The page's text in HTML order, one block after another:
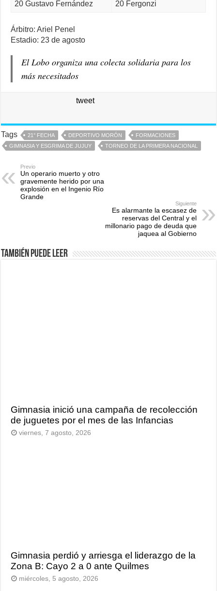
20 Gustavo Fernández 20 Fergonzi
Árbitro: Ariel Penel
Estadio: 23 de agosto
El Lobo organiza una colecta solidaria para los
más necesitados
tweet
Tags 21° FECHA DEPORTIVO MORÓN
FORMACIONES
GIMNASIA Y ESGRIMA DE JUJUY
TORNEO DE LA PRIMERA NACIONAL
Previo
Un operario muerto y otro
gravemente herido por una
explosión en el Ingenio Río
Grande
Siguiente
Es alarmante la escasez de
reservas del Central y el
millonario pago de deuda que
jaquea al Gobierno
También puede leer
Gimnasia inició una campaña de recolección
de juguetes por el mes de las Infancias
viernes, 7 agosto, 2026
Gimnasia perdió y arriesga el liderazgo de la
Zona B: Cayo 2 a 0 ante Quilmes
miércoles, 5 agosto, 2026